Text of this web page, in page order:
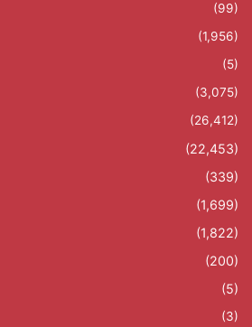
(99)
(1,956)
(5)
(3,075)
(26,412)
(22,453)
(339)
(1,699)
(1,822)
(200)
(5)
(3)